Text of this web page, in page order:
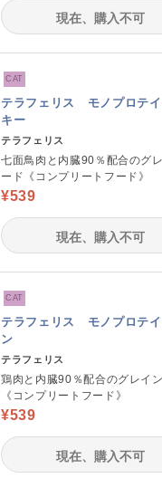
現在、購入不可
CAT
テラフェリス モノプロテ
キー
テラフェリス
七面鳥肉と内臓90％配合のグ
ード《コンプリートフード》
¥539
現在、購入不可
CAT
テラフェリス モノプロテ
ン
テラフェリス
鶏肉と内臓90％配合のグレイ
《コンプリートフード》
¥539
現在、購入不可